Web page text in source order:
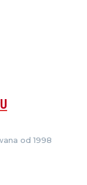
od 1998